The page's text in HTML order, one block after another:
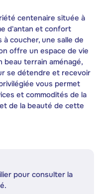
centenaire située à
d'antan et confort
coucher, une salle de
offre un espace de vie
beau terrain aménagé,
se détendre et recevoir
vous permet
et commodités de la
de la beauté de cette
pour consulter la